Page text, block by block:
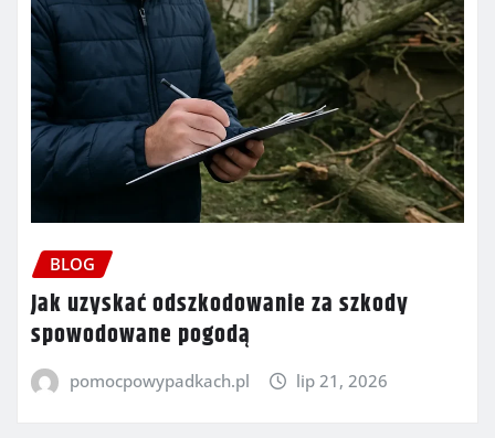
BLOG
Jak uzyskać odszkodowanie za szkody
spowodowane pogodą
pomocpowypadkach.pl lip 21, 2026